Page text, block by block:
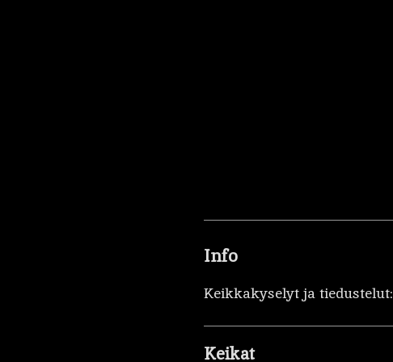
Info
Keikkakyselyt ja tiedustelut:
Keikat